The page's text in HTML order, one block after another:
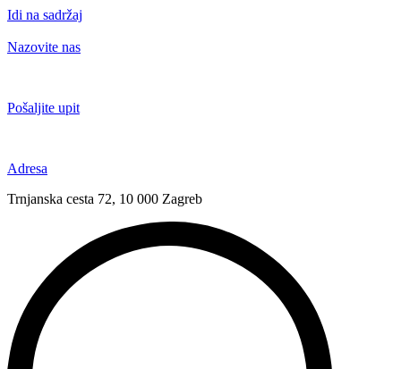
Idi na sadržaj
Nazovite nas
Pošaljite upit
Adresa
Trnjanska cesta 72, 10 000 Zagreb